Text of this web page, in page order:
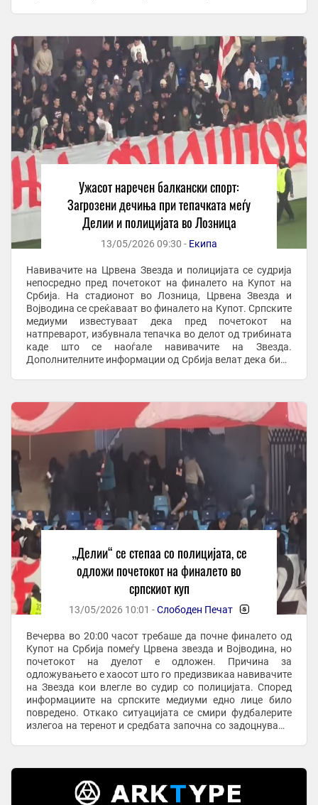
Ужасот наречен балкански спорт:
Загрозени дечиња при тепачката меѓу
Делии и полицијата во Лозница
13/05/2026 09:30 - Екипа
Навивачите на Црвена Звезда и полицијата се судрија
непосредно пред почетокот на финалето на Купот на
Србија. На стадионот во Лозница, Црвена Звезда и
Војводина се среќаваат во финалето на Купот. Српските
медиуми известуваат дека пред почетокот на
натпреварот, избувнала тепачка во делот од трибината
каде што се наоѓале навивачите на Звезда.
Дополнителните информации од Србија велат дека била
„Делии“ се степаа со полицијата, се
одложи почетокот на финалето во
српскиот куп
13/05/2026 10:01 -Слободен Печат -
Вечерва во 20:00 часот требаше да почне финалето од
Купот на Србија помеѓу Црвена звезда и Војводина, но
почетокот на дуелот е одложен. Причина за
одложувањето е хаосот што го предизвикаа навивачите
на Звезда кои влегле во судир со полицијата. Според
информациите на српските медиуми едно лице било
повредено. Откако ситуацијата се смири фудбалерите
излегоа на теренот и средбата започна со задоцнување